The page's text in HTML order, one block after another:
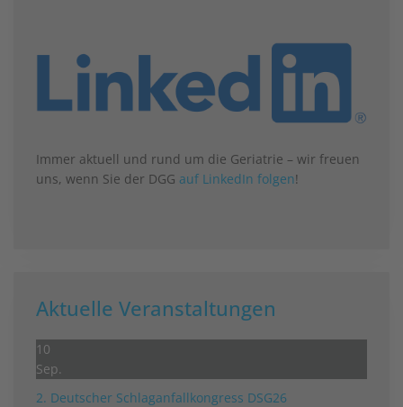
Immer aktuell und rund um die Geriatrie – wir freuen
uns, wenn Sie der DGG auf LinkedIn folgen!
Aktuelle Veranstaltungen
10
Sep.
2. Deutscher Schlag­anfall­kongress DSG26